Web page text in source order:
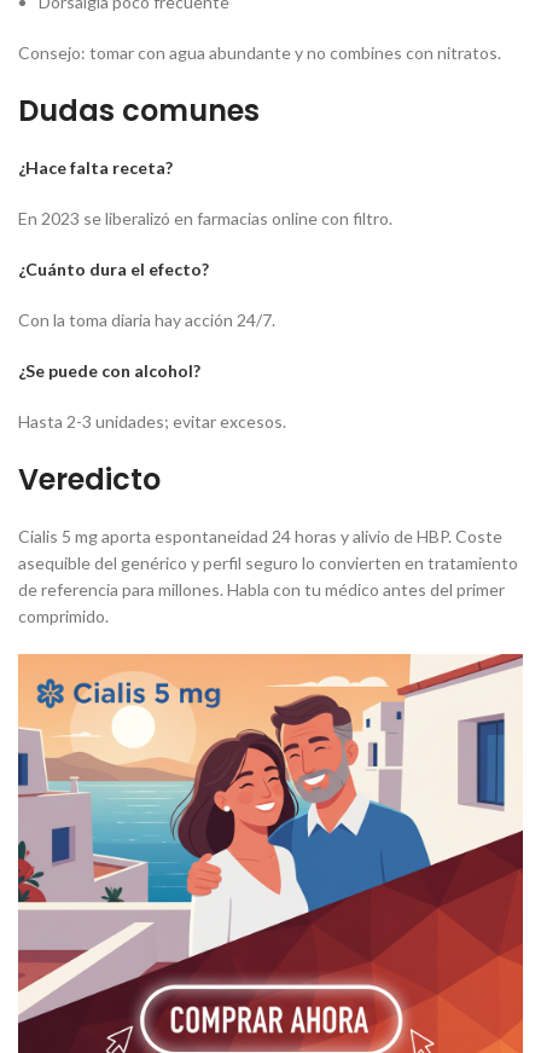
Consejo: tomar con agua abundante y no combines con nitratos.
Dudas comunes
¿Hace falta receta?
En 2023 se liberalizó en farmacias online con filtro.
¿Cuánto dura el efecto?
Con la toma diaria hay acción 24/7.
¿Se puede con alcohol?
Hasta 2-3 unidades; evitar excesos.
Veredicto
Cialis 5 mg aporta espontaneidad 24 horas y alivio de HBP. Coste
asequible del genérico y perfil seguro lo convierten en tratamiento
de referencia para millones. Habla con tu médico antes del primer
comprimido.